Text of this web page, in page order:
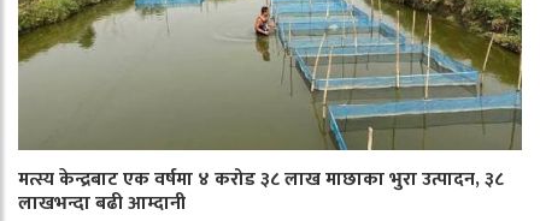
मत्स्य केन्द्रबाट एक वर्षमा ४ करोड ३८ लाख माछाका भुरा उत्पादन, ३८
लाखभन्दा बढी आम्दानी